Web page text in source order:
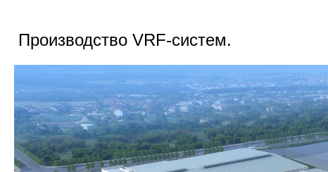
Производство VRF-систем.